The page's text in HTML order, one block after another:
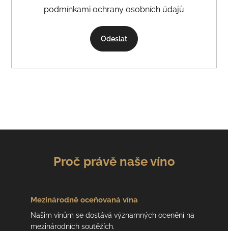
podmínkami ochrany osobních údajů
Odeslat
Proč právě naše víno
Mezinárodně oceňovaná vína
Našim vínům se dostává významných ocenění na
mezinárodních soutěžích.